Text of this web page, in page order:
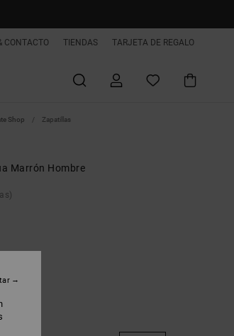
CONTACTO TIENDAS TARJETA DE REGALO
Shop Zapatillas
Marrón Hombre